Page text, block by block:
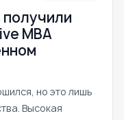
MBA
но это лишь
Высокая